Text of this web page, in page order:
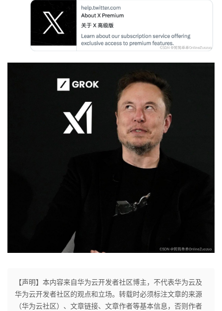
【声明】本内容来自华为云开发者社区博主，不代表华为云及
华为云开发者社区的观点和立场。转载时必须标注文章的来源
（华为云社区）、文章链接、文章作者等基本信息，否则作者